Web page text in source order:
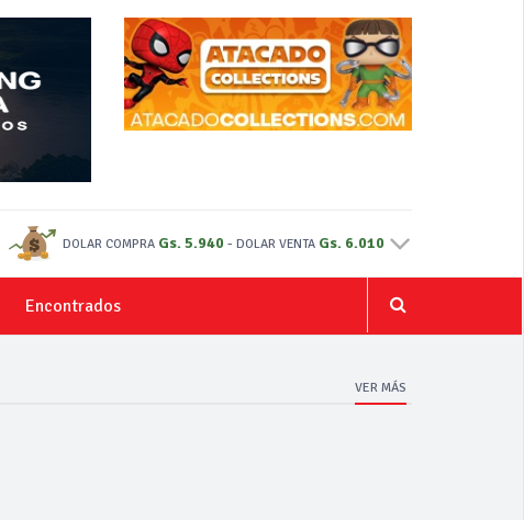
DOLAR COMPRA Gs. 5.940 - DOLAR VENTA Gs. 6.010
Encontrados
VER MÁS